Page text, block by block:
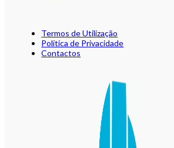
Termos de Utilização
Política de Privacidade
Contactos